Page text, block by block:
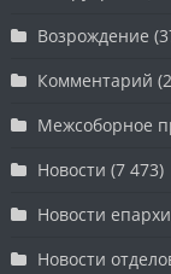
Возрождение
Комментарий
Межсоборное
Новости (7 473)
Новости
Новости